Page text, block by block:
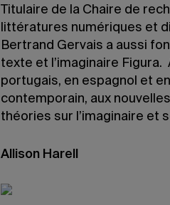
Titulaire de la Chaire de
littératures numériques et
Bertrand Gervais a aussi
texte et l’imaginaire
portugais, en espagnol et
contemporain, aux
théories sur l’imaginaire et
Allison Harell